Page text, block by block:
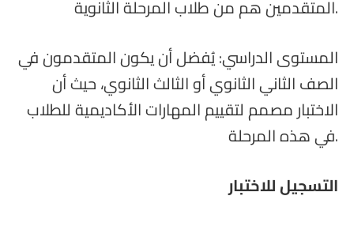
المتقدمين هم من طلاب المرحلة الثانوية.
المستوى الدراسي: يُفضل أن يكون المتقدمون في
الصف الثاني الثانوي أو الثالث الثانوي، حيث أن
الاختبار مصمم لتقييم المهارات الأكاديمية للطلاب
في هذه المرحلة.
التسجيل للاختبار